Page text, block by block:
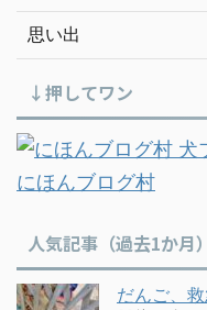
思い出
↓押してワン
にほんブログ村
人気記事（過去1か月）
だんご、